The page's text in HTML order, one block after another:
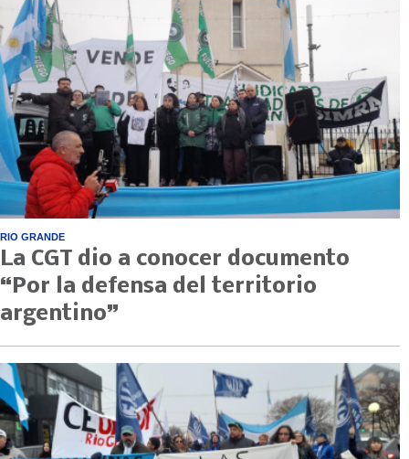
RIO GRANDE
La CGT dio a conocer documento
“Por la defensa del territorio
argentino”